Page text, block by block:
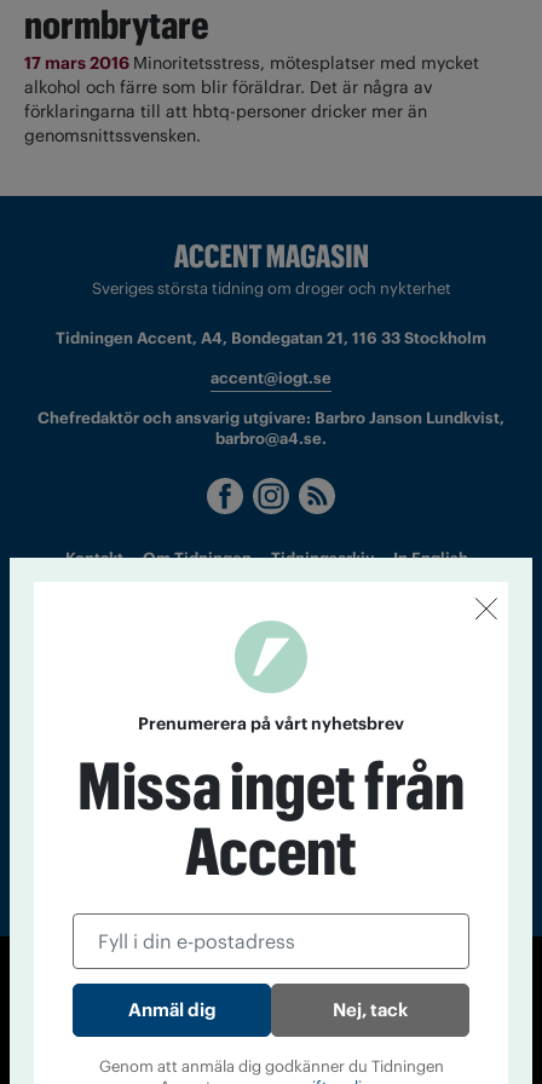
normbrytare
17 mars 2016 Minoritetsstress, mötesplatser med mycket
alkohol och färre som blir föräldrar. Det är några av
förklaringarna till att hbtq-personer dricker mer än
genomsnittssvensken.
Sveriges största tidning om droger och nykterhet
Tidningen Accent, A4, Bondegatan 21, 116 33 Stockholm
accent@iogt.se
Chefredaktör och ansvarig utgivare: Barbro Janson Lundkvist,
barbro@a4.se.
Kontakt Om Tidningen Tidningsarkiv In English
Accent
© Tidningen Accent 2026
Cookiepolicy
Personuppgiftspolicy
Prenumerera på vårt nyhetsbrev
Missa inget från
Accent
Nej, tack
Genom att anmäla dig godkänner du Tidningen